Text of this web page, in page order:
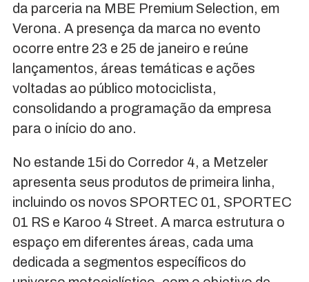
da parceria na MBE Premium Selection, em
Verona. A presença da marca no evento
ocorre entre 23 e 25 de janeiro e reúne
lançamentos, áreas temáticas e ações
voltadas ao público motociclista,
consolidando a programação da empresa
para o início do ano.
No estande 15i do Corredor 4, a Metzeler
apresenta seus produtos de primeira linha,
incluindo os novos SPORTEC 01, SPORTEC
01 RS e Karoo 4 Street. A marca estrutura o
espaço em diferentes áreas, cada uma
dedicada a segmentos específicos do